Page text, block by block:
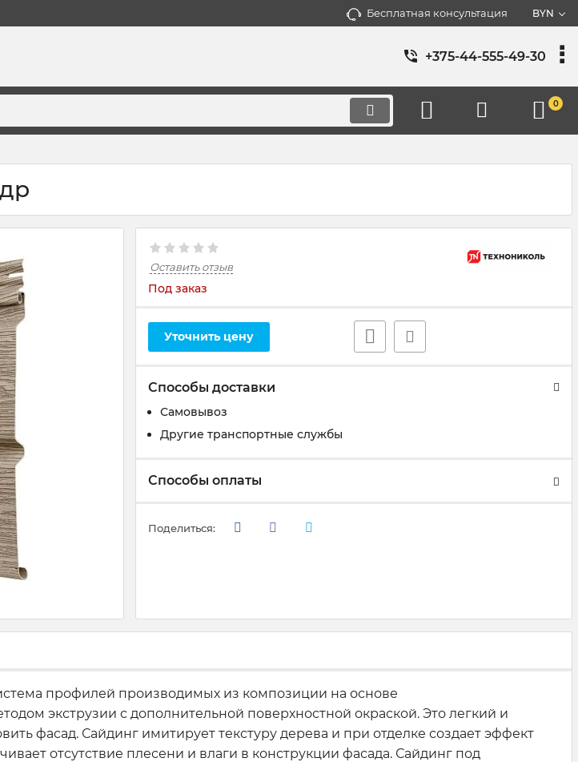
Бесплатная консультация BYN
+375-44-555-49-30
0
Оставить отзыв
Под заказ
Уточнить цену
Способы доставки
Самовывоз
Другие транспортные службы
Способы оплаты
Поделиться:
профилей производимых из композиции на основе
экструзии с дополнительной поверхностной окраской. Это легкий и
фасад. Сайдинг имитирует текстуру дерева и при отделке создает эффект
отсутствие плесени и влаги в конструкции фасада. Сайдинг под